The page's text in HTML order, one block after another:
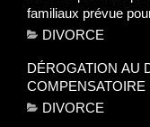
familiaux prévue
DIVORCE
DÉROGATION AU
COMPENSATOIRE
DIVORCE